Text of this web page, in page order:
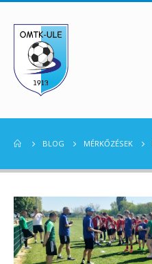
BLOG MÉRKŐZÉSEK